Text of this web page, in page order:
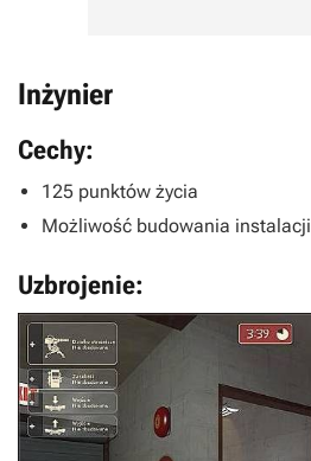
Inżynier
Cechy:
125 punktów życia
Możliwość budowania instalacji
Uzbrojenie: